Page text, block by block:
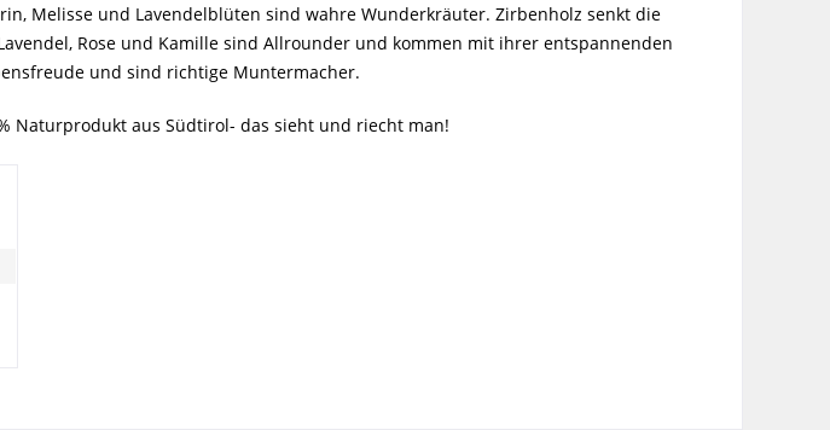
Melisse und Lavendelblüten sind wahre Wunderkräuter. Zirbenholz senkt die
Rose und Kamille sind Allrounder und kommen mit ihrer entspannenden
und sind richtige Muntermacher.
Naturprodukt aus Südtirol- das sieht und riecht man!